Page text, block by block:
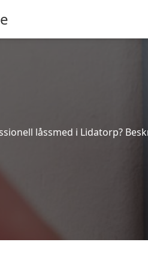
låssmed i Lidatorp?